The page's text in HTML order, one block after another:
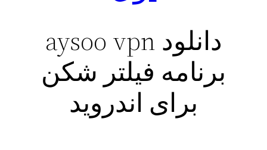
دانلود aysoo vpn
برنامه فیلتر شکن
برای اندروید